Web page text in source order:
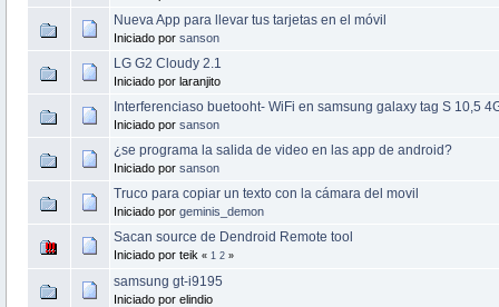
Nueva App para llevar tus tarjetas en el móvil
Iniciado por sanson
LG G2 Cloudy 2.1
Iniciado por laranjito
Interferenciaso buetooht- WiFi en samsung galaxy tag S 10,5
Iniciado por sanson
¿se programa la salida de video en las app de android?
Iniciado por sanson
Truco para copiar un texto con la cámara del movil
Iniciado por geminis_demon
Sacan source de Dendroid Remote tool
Iniciado por teik « 1 2»
samsung gt-i9195
Iniciado por elindio